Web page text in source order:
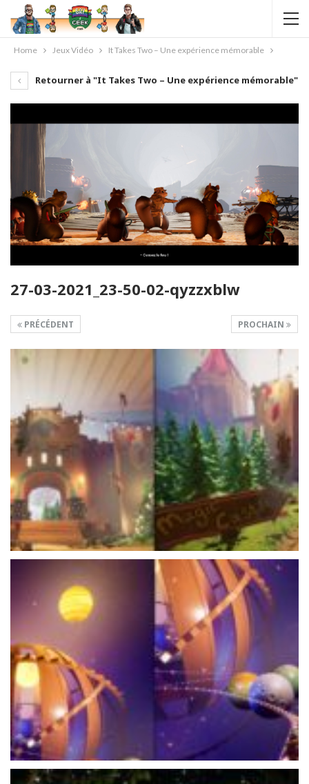
Home Jeux Vidéo It Takes Two – Une expérience mémorable
Retourner à "It Takes Two – Une expérience mémorable"
27-03-2021_23-50-02-qyzzxblw
PROCHAIN
PRÉCÉDENT